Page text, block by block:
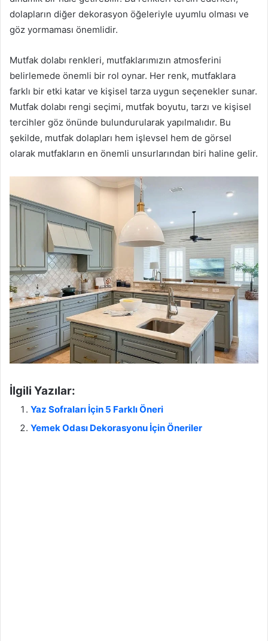
dolapların diğer dekorasyon öğeleriyle uyumlu olması ve
göz yormaması önemlidir.
Mutfak dolabı renkleri, mutfaklarımızın atmosferini
belirlemede önemli bir rol oynar. Her renk, mutfaklara
farklı bir etki katar ve kişisel tarza uygun seçenekler sunar.
Mutfak dolabı rengi seçimi, mutfak boyutu, tarzı ve kişisel
tercihler göz önünde bulundurularak yapılmalıdır. Bu
şekilde, mutfak dolapları hem işlevsel hem de görsel
olarak mutfakların en önemli unsurlarından biri haline gelir.
İlgili Yazılar:
Yaz Sofraları İçin 5 Farklı Öneri
Yemek Odası Dekorasyonu İçin Öneriler